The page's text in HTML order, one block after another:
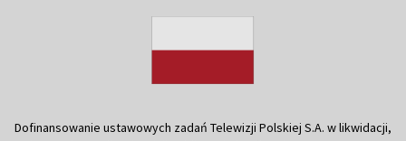
Dofinansowanie ustawowych zadań Telewizji Polskiej S.A. w likwidacji,